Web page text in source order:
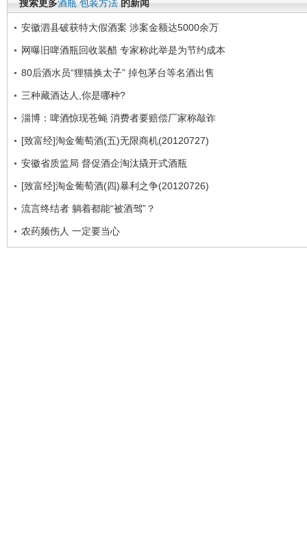
搜索更多酒瓶 包装方法 的新闻
安徽泗县破获特大假酒案 涉案金额达5000余万
网曝旧啤酒瓶回收装醋 专家称此举是为节约成本
80后酒水员“狸猫换太子” 掉包茅台等名酒出售
三种藏酒达人,你是哪种?
淄博：啤酒惊现苍蝇 消费者要赔偿厂家称敲诈
[致富经]淘金葡萄酒(五)无限商机(20120727)
安徽省质监局 督促酒企淘汰撬开式酒瓶
[致富经]淘金葡萄酒(四)暴利之争(20120726)
流言终结者 躺着都能“被酒驾”？
农药频伤人 一定要当心